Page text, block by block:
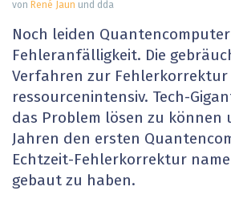
von René Jaun und dda
Noch leiden
Fehleranfälligkeit. Die
Verfahren zur Fehlerkorrektur
ressourcenintensiv. Tech-
das Problem lösen zu können
Jahren den ersten
Echtzeit-Fehlerkorrektur
gebaut zu haben.